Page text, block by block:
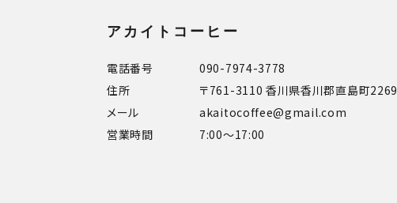
アカイトコーヒー
電話番号
090-7974-3778
住所
〒761-3110 香川県香川郡直島町2269
メール
akaitocoffee@gmail.com
営業時間
7:00～17:00